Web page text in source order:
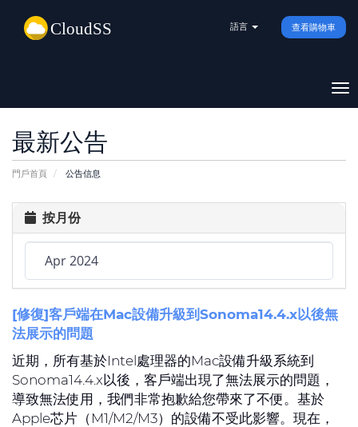
語言 查看購物車
最新公告
門戶首頁 公告信息
按月份
[修復]客戶端在Mac設備升級到Sonoma14.4.x以後無
法展示的問題
近期，所有基於Intel處理器的Mac設備升級系統到
Sonoma14.4.x以後，客戶端出現了無法展示的問題，
導致無法使用，我們非常抱歉給您帶來了不便。基於
Apple芯片（M1/M2/M3）的設備不受此影響。現在，